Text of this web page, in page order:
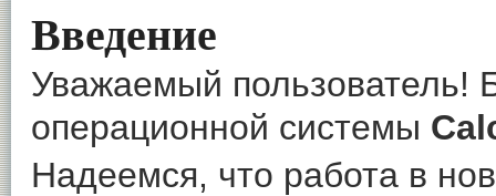
Введение
Уважаемый пользователь!
операционной системы
Надеемся, что работа в